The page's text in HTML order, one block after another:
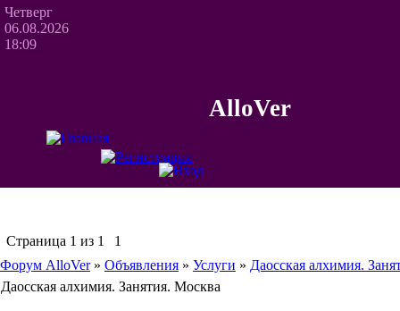
Четверг
06.08.2026
18:09
AlloVer
Страница 1 из 1
1
Форум AlloVer » Объявления » Услуги » Даосская алхимия.
Даосская алхимия. Занятия. Москва